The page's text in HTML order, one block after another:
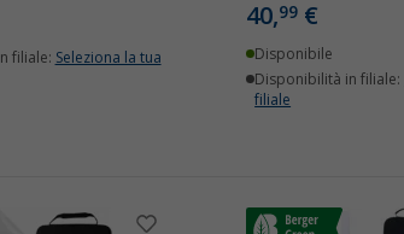
filiale: Seleziona la tua
40,99€
Disponibile
Disponibilità in filiale:
filiale